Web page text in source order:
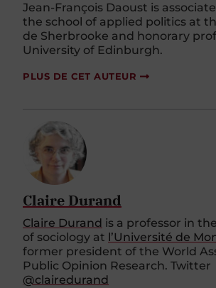
Jean-François Daoust is
the school of applied politics at
de Sherbrooke and honorary
University of Edinburgh.
PLUS DE CET AUTEUR
Claire Durand
Claire Durand is a professor in
of sociology at l’Université de
former president of the World
Public Opinion Research. Twitter
@clairedurand